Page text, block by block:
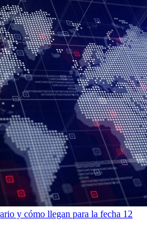
y cómo llegan para la fecha 12